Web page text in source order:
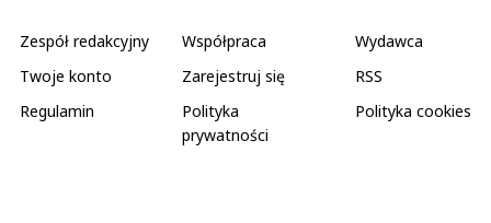
Zespół redakcyjny Współpraca
Wydawca
Twoje konto
Zarejestruj się
RSS
Regulamin
Polityka
prywatności
Polityka cookies